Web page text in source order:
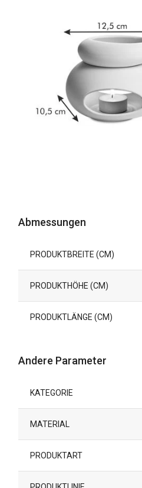
Abmessungen
PRODUKTBREITE (CM)
PRODUKTHÖHE (CM)
PRODUKTLÄNGE (CM)
Andere Parameter
KATEGORIE
MATERIAL
PRODUKTART